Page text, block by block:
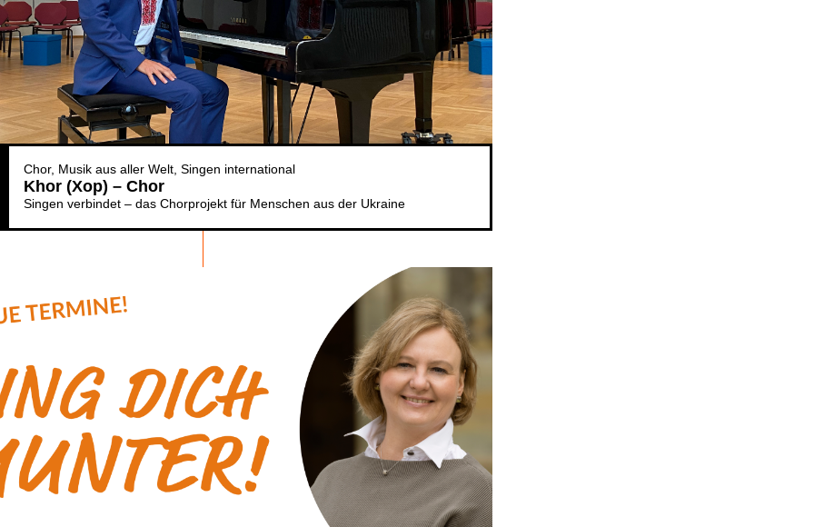
Chor Musik aus aller Welt Singen international
Khor (Xop) – Chor
Singen verbindet – das Chorprojekt für Menschen aus der Ukraine